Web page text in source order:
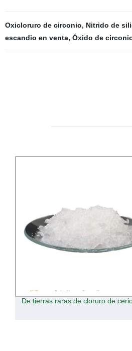
Oxicloruro de circonio, Nitrido de
escandio en venta, Óxido de
Aleación de magnesio